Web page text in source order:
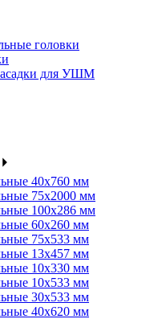
головки
для УШМ
40х760 мм
75х2000 мм
100х286 мм
60х260 мм
75х533 мм
13х457 мм
10х330 мм
10х533 мм
30х533 мм
40х620 мм